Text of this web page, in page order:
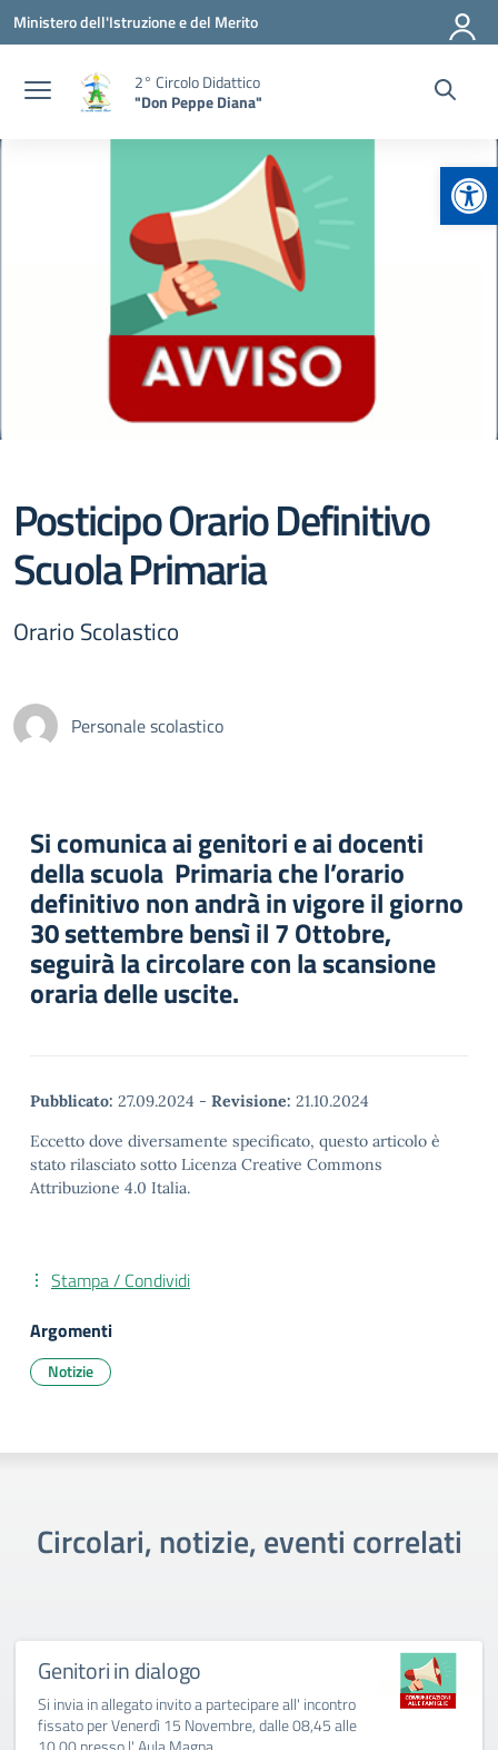
Vai ai contenuti
Vai al menu di navigazione
Vai al footer
Ministero dell'Istruzione e del Merito
2° Circolo Didattico
"Don Peppe Diana"
Posticipo Orario Definitivo
Scuola Primaria
Orario Scolastico
Personale scolastico
Si comunica ai genitori e ai docenti
della scuola Primaria che l’orario
definitivo non andrà in vigore il giorno
30 settembre bensì il 7 Ottobre,
seguirà la circolare con la scansione
oraria delle uscite.
Pubblicato: 27.09.2024 - Revisione: 21.10.2024
Eccetto dove diversamente specificato, questo articolo è
stato rilasciato sotto Licenza Creative Commons
Attribuzione 4.0 Italia.
Stampa / Condividi
Argomenti
Notizie
Circolari, notizie, eventi correlati
Genitori in dialogo
Si invia in allegato invito a partecipare all' incontro
fissato per Venerdì 15 Novembre, dalle 08,45 alle